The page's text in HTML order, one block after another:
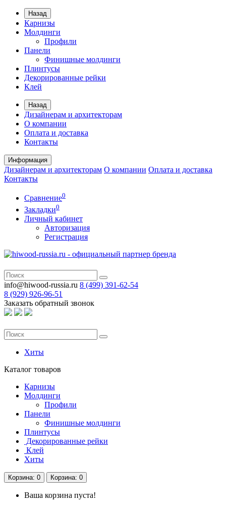
Назад
Карнизы
Молдинги
Профили
Панели
Финишные молдинги
Плинтусы
Декорированные рейки
Клей
Назад
Дизайнерам и архитекторам
О компании
Оплата и доставка
Контакты
Информация
Дизайнерам и архитекторам О компании Оплата и доставка
Контакты
Сравнение0
Закладки0
Личный кабинет
Авторизация
Регистрация
info@hiwood-russia.ru 8 (499) 391-62-54
8 (929) 926-96-51
Заказать обратный звонок
Хиты
Каталог товаров
Карнизы
Молдинги
Профили
Панели
Финишные молдинги
Плинтусы
Декорированные рейки
Клей
Хиты
Корзина: 0 Корзина: 0
Ваша корзина пуста!